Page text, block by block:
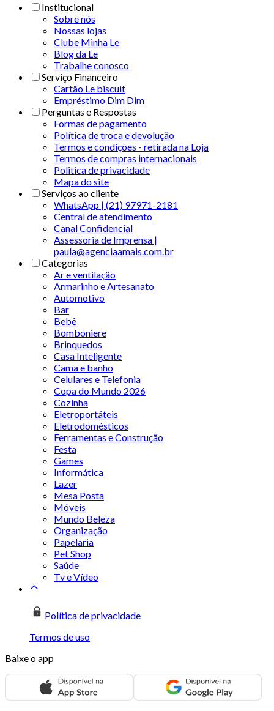
Institucional
Sobre nós
Nossas lojas
Clube Minha Le
Blog da Le
Trabalhe conosco
Serviço Financeiro
Cartão Le biscuit
Empréstimo Dim Dim
Perguntas e Respostas
Formas de pagamento
Política de troca e devolução
Termos e condições - retirada na Loja
Termos de compras internacionais
Politica de privacidade
Mapa do site
Serviços ao cliente
WhatsApp | (21) 97971-2181
Central de atendimento
Canal Confidencial
Assessoria de Imprensa |
paula@agenciaamais.com.br
Categorias
Ar e ventilação
Armarinho e Artesanato
Automotivo
Bar
Bebê
Bomboniere
Brinquedos
Casa Inteligente
Cama e banho
Celulares e Telefonia
Copa do Mundo 2026
Cozinha
Eletroportáteis
Eletrodomésticos
Ferramentas e Construção
Festa
Games
Informática
Lazer
Mesa Posta
Móveis
Mundo Beleza
Organização
Papelaria
Pet Shop
Saúde
Tv e Vídeo
Política de privacidade
Termos de uso
Baixe o app